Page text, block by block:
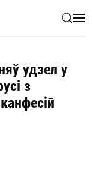
удзел у
з